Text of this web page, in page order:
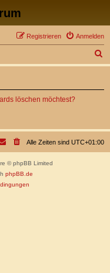
Anmelden
Registrieren
u
löschen möchtest?
Alle Zeiten sind UTC+01:00
© phpBB Limited
phpBB.de